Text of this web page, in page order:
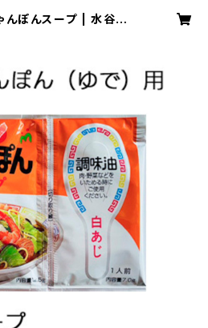
んぽんスープ | 水谷製